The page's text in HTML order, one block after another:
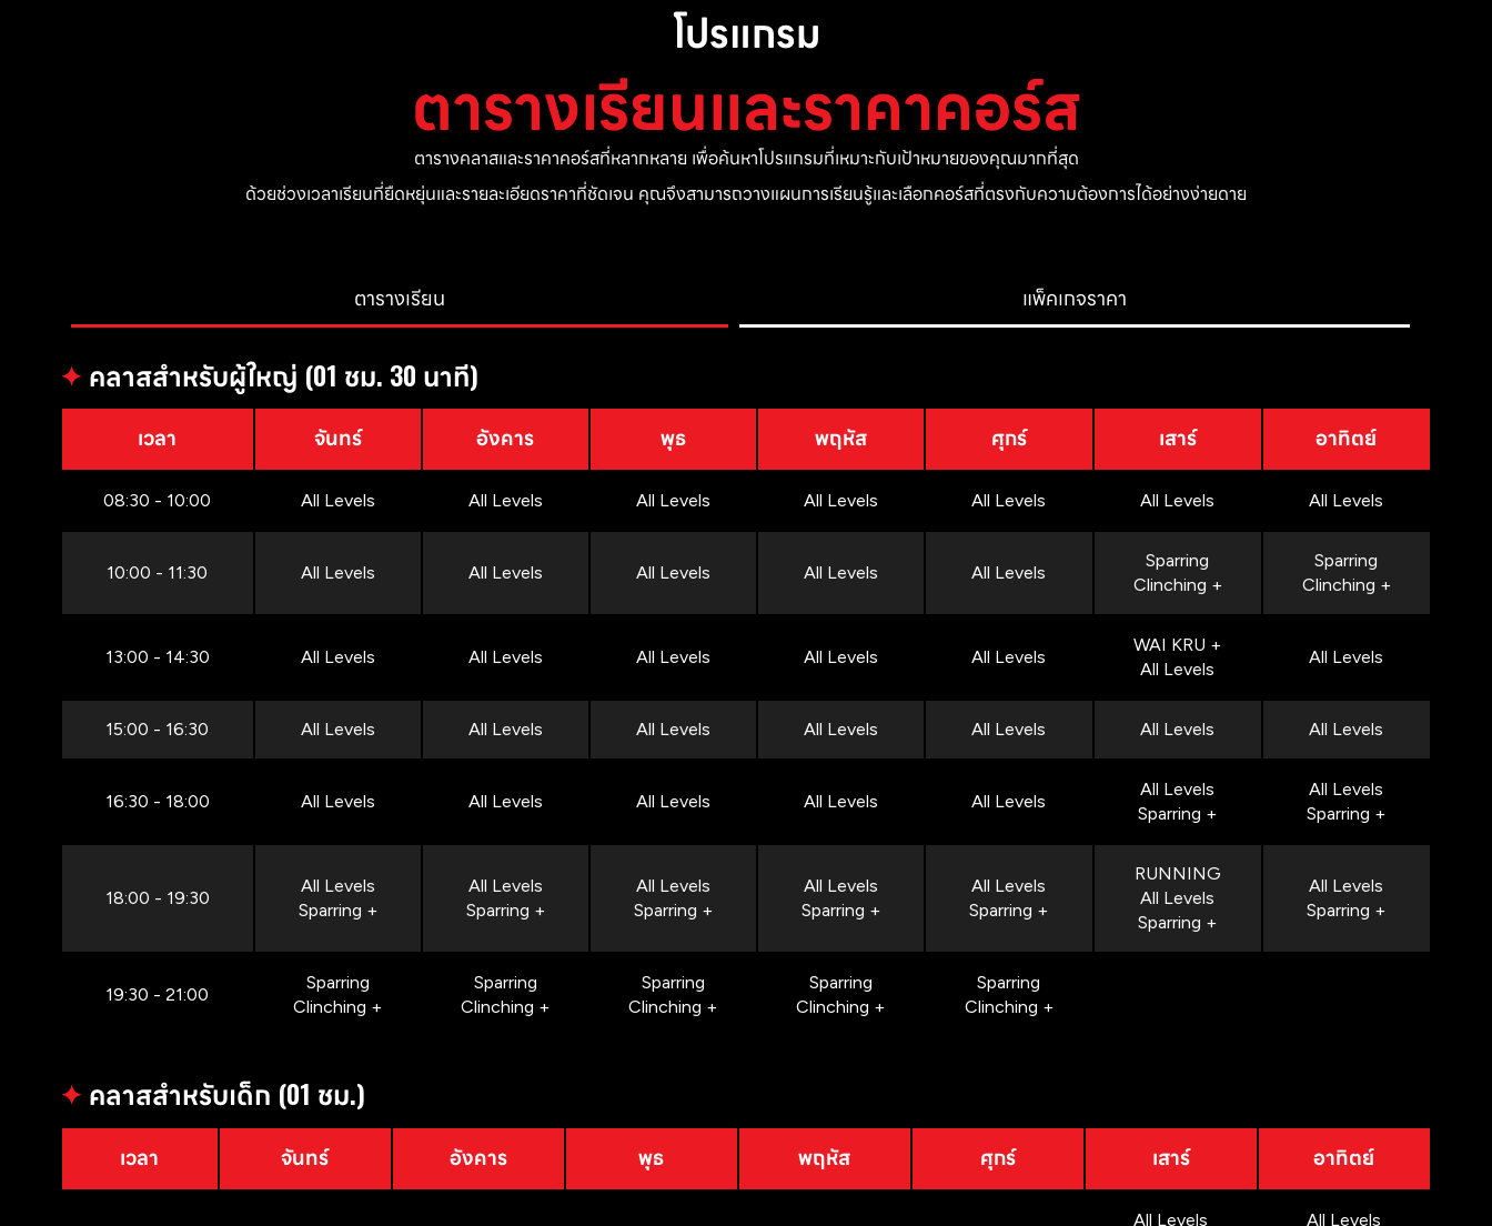
โปรแกรม
ตารางเรียนและราคาคอร์ส
ตารางคลาสและราคาคอร์สที่หลากหลาย เพื่อค้นหาโปรแกรมที่เหมาะกับเป้าหมายของคุณมากที่สุด
ด้วยช่วงเวลาเรียนที่ยืดหยุ่นและรายละเอียดราคาที่ชัดเจน คุณจึงสามารถวางแผนการเรียนรู้และเลือกคอร์สที่ตรงกับความต้องการได้อย่างง่ายดาย
ตารางเรียน แพ็คเกจราคา
✦คลาสสำหรับผู้ใหญ่ (01 ชม. 30 นาที)
เวลา จันทร์ อังคาร พุธ พฤหัส ศุกร์ เสาร์ อาทิตย์
08:30 - 10:00 All Levels All Levels All Levels All Levels All Levels All Levels All Levels
10:00 - 11:30 All Levels All Levels All Levels All Levels All Levels
Sparring
Clinching +
Sparring
Clinching +
13:00 - 14:30 All Levels All Levels All Levels All Levels All Levels
WAI KRU +
All Levels
All Levels
15:00 - 16:30 All Levels All Levels All Levels All Levels All Levels All Levels All Levels
16:30 - 18:00 All Levels All Levels All Levels All Levels All Levels
All Levels
Sparring +
All Levels
Sparring +
18:00 - 19:30
All Levels
Sparring +
All Levels
Sparring +
All Levels
Sparring +
All Levels
Sparring +
All Levels
Sparring +
RUNNING
All Levels
Sparring +
All Levels
Sparring +
19:30 - 21:00
Sparring
Clinching +
Sparring
Clinching +
Sparring
Clinching +
Sparring
Clinching +
Sparring
Clinching +
✦คลาสสำหรับเด็ก (01 ชม.)
เวลา จันทร์ อังคาร พุธ พฤหัส ศุกร์ เสาร์ อาทิตย์
All Levels All Levels